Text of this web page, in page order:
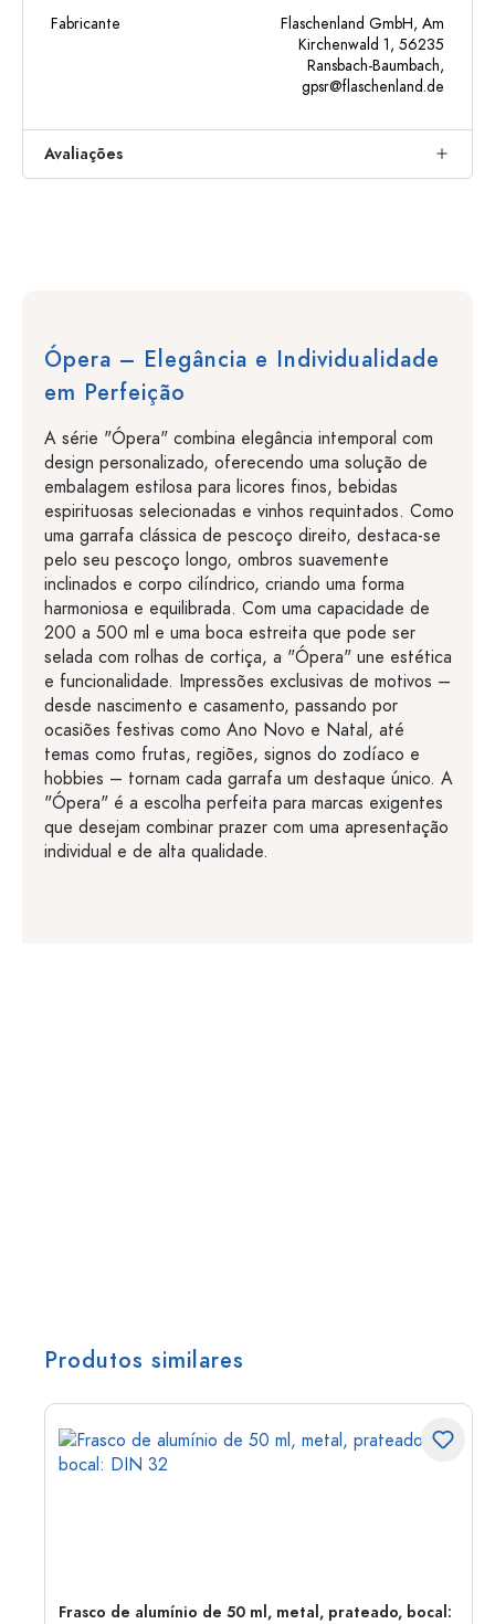
Fabricante
Flaschenland GmbH, Am
Kirchenwald 1, 56235
Ransbach-Baumbach,
gpsr@flaschenland.de
Avaliações
Ópera – Elegância e Individualidade
em Perfeição
A série "Ópera" combina elegância intemporal com
design personalizado, oferecendo uma solução de
embalagem estilosa para licores finos, bebidas
espirituosas selecionadas e vinhos requintados. Como
uma garrafa clássica de pescoço direito, destaca-se
pelo seu pescoço longo, ombros suavemente
inclinados e corpo cilíndrico, criando uma forma
harmoniosa e equilibrada. Com uma capacidade de
200 a 500 ml e uma boca estreita que pode ser
selada com rolhas de cortiça, a "Ópera" une estética
e funcionalidade. Impressões exclusivas de motivos –
desde nascimento e casamento, passando por
ocasiões festivas como Ano Novo e Natal, até
temas como frutas, regiões, signos do zodíaco e
hobbies – tornam cada garrafa um destaque único. A
"Ópera" é a escolha perfeita para marcas exigentes
que desejam combinar prazer com uma apresentação
individual e de alta qualidade.
Produtos similares
Frasco de alumínio de 50 ml, metal, prateado, bocal: